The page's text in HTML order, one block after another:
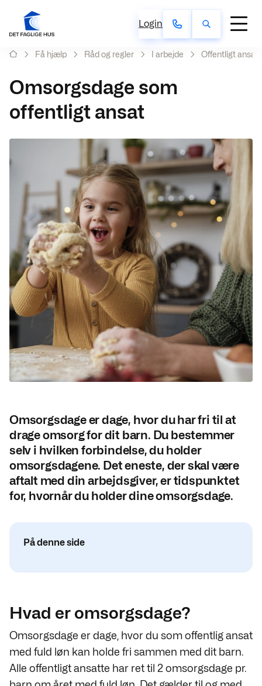
Login
Få hjælp Råd og regler I arbejde Offentligt ansat
Omsorgsdage som
offentligt ansat
Omsorgsdage er dage, hvor du har fri til at
drage omsorg for dit barn. Du bestemmer
selv i hvilken forbindelse, du holder
omsorgsdagene. Det eneste, der skal være
aftalt med din arbejdsgiver, er tidspunktet
for, hvornår du holder dine omsorgsdage.
På denne side
Hvad er omsorgsdage?
Omsorgsdage er dage, hvor du som offentlig ansat
med fuld løn kan holde fri sammen med dit barn.
Alle offentligt ansatte har ret til 2 omsorgsdage pr.